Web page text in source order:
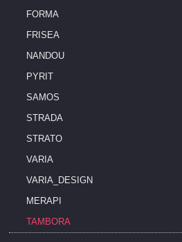
FORMA
FRISEA
NANDOU
PYRIT
SAMOS
STRADA
STRATO
VARIA
VARIA_DESIGN
MERAPI
TAMBORA